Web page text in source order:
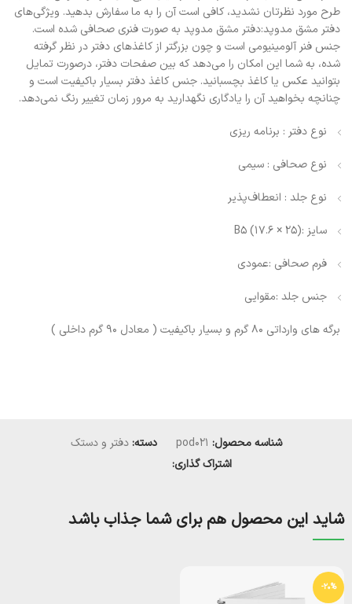
طرح مورد نظرتان نشدید، کافی است آن را به ما سفارش بدهید. ویژگی‌های
دفتر مشق مدوپد:دفتر مشق مدوپد به صورت فنری صحافی شده است.
جنس فنر آلومینیومی است و چون بزرگتر از کاغذهای دفتر در نظر گرفته
شده، به شما این امکان را می‌دهد که بین صفحات دفتر، درصورت تمایل
بتوانید عکس یا کاغذ بچسبانید. جنس کاغذ دفتر بسیار باکیفیت است و
چنانچه بخواهید آن را یادگاری نگهدارید به مرور زمان تغییر رنگ نمی‌دهد.
نوع دفتر : برنامه ریزی
نوع صحافی : سیمی
نوع جلد : انعطاف‌پذیر
سایز :(25 × 17.6) B5
فرم صحافی :عمودی
جنس جلد :مقوایی
برگه های وارداتی 80 گرم و بسیار باکیفیت ( معادل 90 گرم داخلی )
شناسه محصول: pod021 دسته: دفتر و دستک
اشتراک گذاری:
شاید این محصول هم برای شما جذاب باشد
-20%